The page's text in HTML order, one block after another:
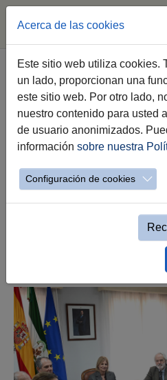
Saltar al contenido principal
Estás aquí:
Jerez.es Webs Municipales
Evento simple Noticias
La alcaldesa
creada para
memoria del
Acerca de las cookies
Este sitio web utiliza cookies.
un lado, proporcionan una
este sitio web. Por otro lado,
nuestro contenido para usted
de usuario anonimizados.
información sobre nuestra
Configuración de cookies